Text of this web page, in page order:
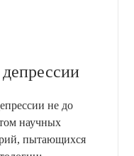
не до
научных
пытающихся